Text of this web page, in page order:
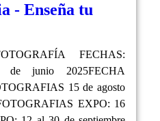
- Enseña tu
FECHAS:
de junio 2025FECHA
15 de agosto
EXPO: 16